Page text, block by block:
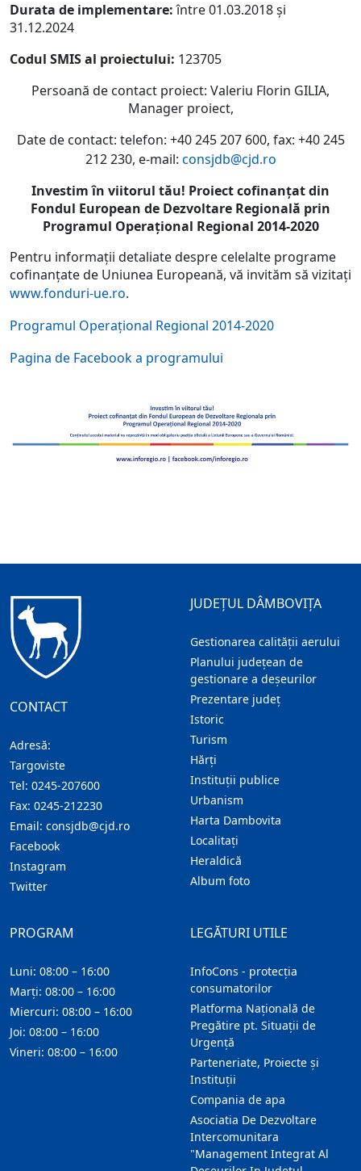
Durata de implementare:între 01.03.2018 și
31.12.2024
Codul SMIS al proiectului: 123705
Persoană de contact proiect: Valeriu Florin GILIA,
Manager proiect,
Date de contact: telefon: +40 245 207 600, fax: +40 245
212 230, e-mail: consjdb@cjd.ro
Investim în viitorul tău! Proiect cofinanțat din
Fondul European de Dezvoltare Regională prin
Programul Operațional Regional 2014-2020
Pentru informații detaliate despre celelalte programe
cofinanțate de Uniunea Europeană, vă invităm să vizitați
www.fonduri-ue.ro.
Programul Operațional Regional 2014-2020
Pagina de Facebook a programului
CONTACT
Adresă:
Targoviste
Tel: 0245-207600
Fax: 0245-212230
Email: consjdb@cjd.ro
Facebook
Instagram
Twitter
JUDEȚUL DÂMBOVIȚA
Gestionarea calității aerului
Planului județean de
gestionare a deșeurilor
Prezentare judeţ
Istoric
Turism
Hărţi
Instituţii publice
Urbanism
Harta Dambovita
Localitaţi
Heraldică
Album foto
LEGĂTURI UTILE
InfoCons - protecția
consumatorilor
Platforma Națională de
Pregătire pt. Situații de
Urgență
Parteneriate, Proiecte și
Instituții
Compania de apa
Asociatia De Dezvoltare
Intercomunitara
"Management Integrat Al
PROGRAM
Luni: 08:00 – 16:00
Marți: 08:00 – 16:00
Miercuri: 08:00 – 16:00
Joi: 08:00 – 16:00
Vineri: 08:00 – 16:00